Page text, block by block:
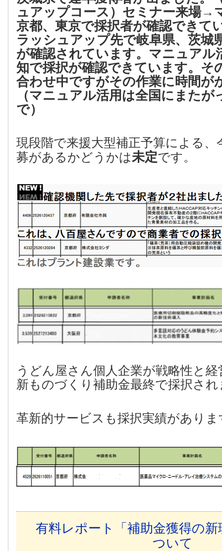
ュアップコース） セミナー来場→
京都、東京で採択者が確認できて
ラッシュアップ先で岐阜県、茨城
が確認されています。 マニュアル
知で採択が確認できています。そ
合わせ中ですがその作業に時間が
（マニュアル活用は全国にまた
で）
現段階で来援大型補正予算による、
募があるかどうかは未定です。
うどん屋さん個人企業が戦略性と
新ものづくり補助金最終で採択さ
革新的サービスも採択実績がありま
有料レポート「補助金獲得の
ついて